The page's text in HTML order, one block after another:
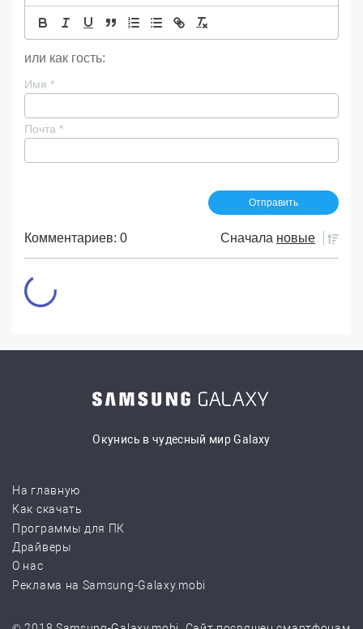
или как гость:
Имя *
Почта *
Комментариев: 0 Сначала новые
Окунись в чудесный мир Galaxy
На главную
Как скачать
Программы для ПК
Драйверы
О нас
Реклама на Samsung-Galaxy.mobi